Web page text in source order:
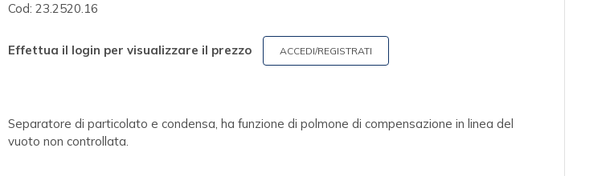
Cod: 23.2520.16
Effettua il login per visualizzare il prezzo ACCEDI/REGISTRATI
Separatore di particolato e condensa, ha funzione di polmone di compensazione in linea del
vuoto non controllata.